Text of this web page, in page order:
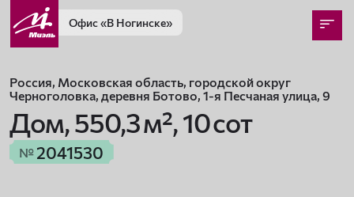
Офис«В Ногинске»
Россия, Московская область, городской округ
Черноголовка, деревня Ботово, 1-я Песчаная улица, 9
Дом,550,3 м², 10 сот
№ 2041530